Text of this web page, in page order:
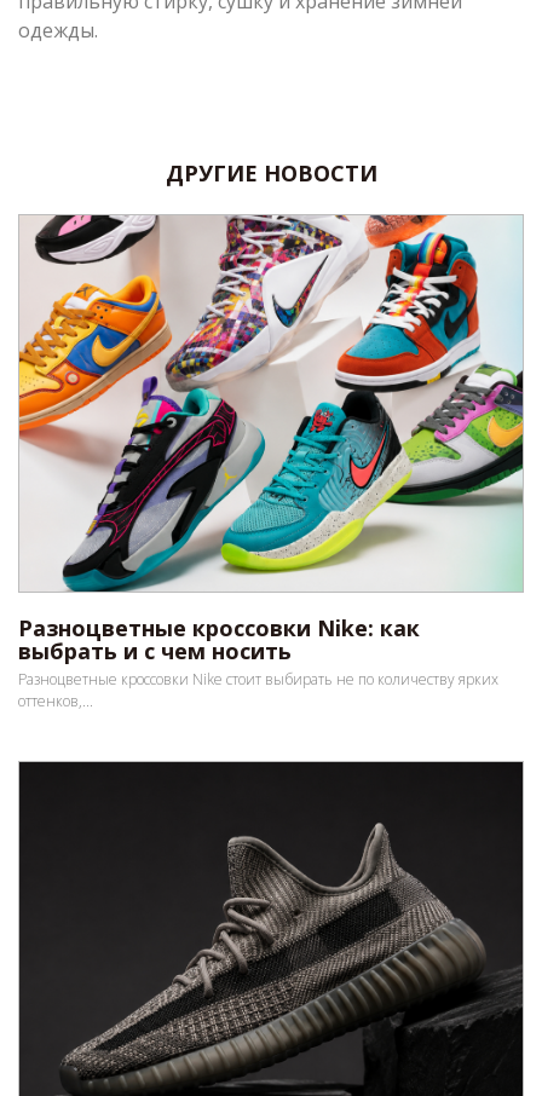
одежды.
ДРУГИЕ НОВОСТИ
Разноцветные кроссовки Nike: как
выбрать и с чем носить
Разноцветные кроссовки Nike стоит выбирать не по количеству ярких
оттенков,...